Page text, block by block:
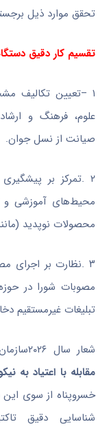
تحقق موارد ذیل
تقسیم کار دقیق
۱ –تعیین تکالیف
علوم، فرهنگ و
صیانت از نسل جوان.
۲ .تمرکز بر
محیط‌های آموزشی و
محصولات نوپدید
۳.نظارت بر اجرای
مصوبات شورا در
تبلیغات غیرمستقیم
شعار سال ۲۰۲۶سازمان جهانی بهداشت، «
مقابله با اعتیاد به
خسروپناه از سوی این
شناسایی دقیق